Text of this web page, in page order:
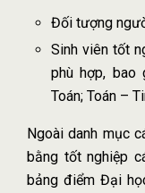
Đối tượng
Sinh viên tốt
phù hợp, bao
Toán; Toán –
Ngoài danh mục
bằng tốt nghiệp
bảng điểm Đại